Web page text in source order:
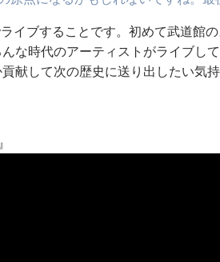
イブすることです。初めて武道館
な時代のアーティストがライブし
献して次の歴史に送り出したい気